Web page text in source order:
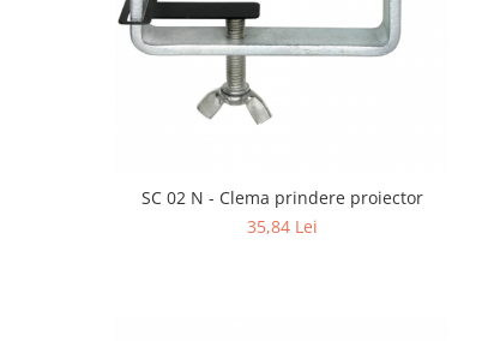
SC 02 N - Clema prindere proiector
35,84 Lei